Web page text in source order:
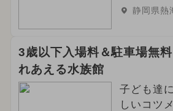
静岡県熱
3歳以下入場料＆駐車場無
れあえる水族館
子ども達
しいコツ